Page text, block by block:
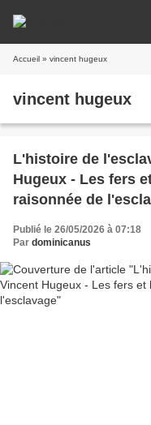
Accueil » vincent hugeux
vincent hugeux
L'histoire de
Hugeux - Les fers
raisonnée de
Publié le 26/05/2026 à 07:18
Par dominicanus